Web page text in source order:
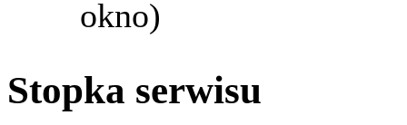
okno)
Stopka serwisu